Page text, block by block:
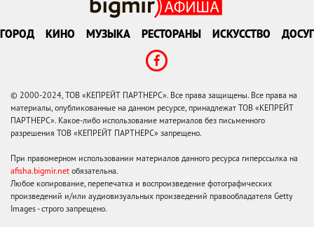
ГОРОД КИНО МУЗЫКА РЕСТОРАНЫ ИСКУССТВО ДОСУГ
© 2000-2024, ТОВ «КЕПРЕЙТ ПАРТНЕРС». Все права защищены. Все права на
материалы, опубликованные на данном ресурсе, принадлежат ТОВ «КЕПРЕЙТ
ПАРТНЕРС». Какое-либо использование материалов без письменного
разрешения ТОВ «КЕПРЕЙТ ПАРТНЕРС» запрещено.
При правомерном использовании материалов данного ресурса гиперссылка на
afisha.bigmir.net обязательна.
Любое копирование, перепечатка и воспроизведение фотографических
произведений и/или аудиовизуальных произведений правообладателя Getty
Images - строго запрещено.